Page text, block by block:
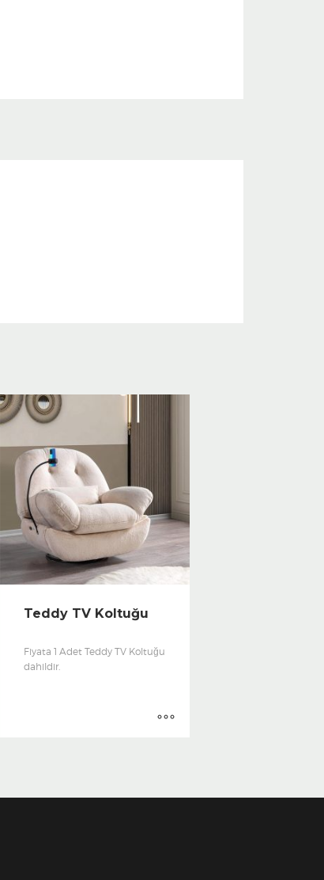
Teddy TV Koltuğu
Fiyata 1 Adet Teddy TV Koltuğu
dahildir.